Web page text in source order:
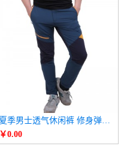
￥0.00